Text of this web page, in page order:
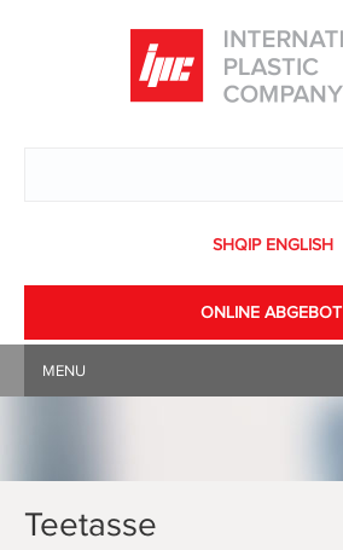
SHQIP ENGLISH
ONLINE ABGEBOT
MENU
Teetasse